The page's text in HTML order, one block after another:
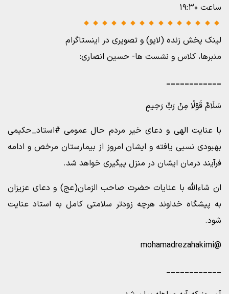
ساعت ۱۹:۳۰
لینک پخش زنده (لایو) و تصویری در اینستاگرام
منبرها، کلاس و نشست ها- حسین انصاری:
____________
سَلَامٌ قَوْلًا مِنْ رَبٍّ رَحِیمٍ
با عنایت الهی و دعای خیر مردم حال عمومی #استاد_حکیمی
بهبودی نسبی یافته و ایشان امروز از بیمارستان مرخص و ادامه
فرآیند درمان ایشان در منزل پیگیری خواهد شد.
ان شاءالله با عنایات حضرت صاحب الزمان(عج) و دعای عزیزان
به پیشگاه خداوند هرچه زودتر سلامتی کامل به استاد عنایت
شود.
@mohamadrezahakimi
____________